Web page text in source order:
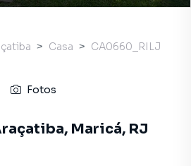
Casa CA0660_RILJ
Fotos
Maricá, RJ